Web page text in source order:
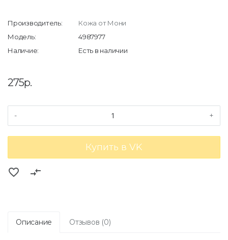
Производитель:
Кожа от Мони
Модель:
4987977
Наличие:
Есть в наличии
275р.
- +
Купить в VK
favorite_border compare_arrows
Описание Отзывов (0)